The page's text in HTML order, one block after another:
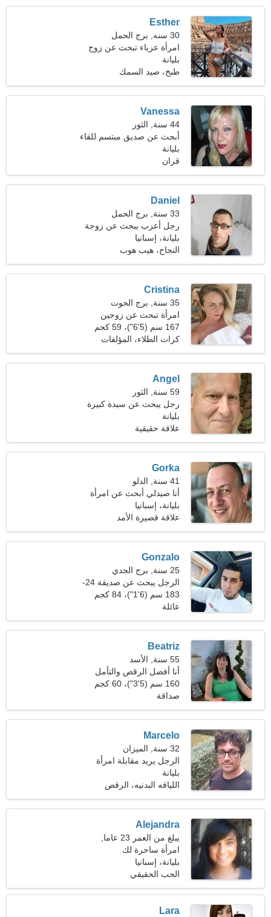
Esther
30 سنه, برج الحمل
امرأة عزباء تبحث عن زوج
34-40
بليانة
طبخ، صيد السمك
Vanessa
44 سنة, الثور
أبحث عن صديق مبتسم للقاء
بليانة
قران
Daniel
33 سنة, برج الحمل
رجل أعزب يبحث عن زوجة
بليانة، إسبانيا
النجاح، هيب هوب
Cristina
35 سنة, برج الحوت
امرأة تبحث عن زوجين
167 سم (5'6")، 59 كجم
(130 رطلا)
كرات الطلاء، المؤلفات
Angel
59 سنة, الثور
رجل يبحث عن سيدة كبيرة
48-57
بليانة
علاقة حقيقية
Gorka
41 سنة, الدلو
أنا صيدلي أبحث عن امرأة
جميلة
بليانة، إسبانيا
علاقة قصيرة الأمد
Gonzalo
25 سنة, برج الجدي
الرجل يبحث عن صديقة 24-
28
183 سم (6'1")، 84 كجم
(185 رطلا)
عائلة
Beatriz
55 سنة, الأسد
أنا أفضل الرقص والتأمل
160 سم (5'3")، 60 كجم
(132 رطلا)
صداقة
Marcelo
32 سنة, الميزان
الرجل يريد مقابلة امرأة
بليانة
اللياقه البدنيه، الرقص
Alejandra
يبلغ من العمر 23 عاما,
القوس
امرأة ساحرة لك
بليانة، إسبانيا
الحب الحقيقي
Lara